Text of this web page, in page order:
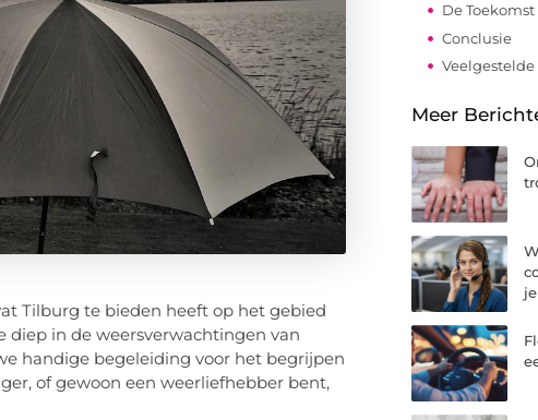
Tilburg te bieden heeft op het gebied
diep in de weersverwachtingen van
handige begeleiding voor het begrijpen
of gewoon een weerliefhebber bent,
De
Conclusie
Veelgestelde
Meer